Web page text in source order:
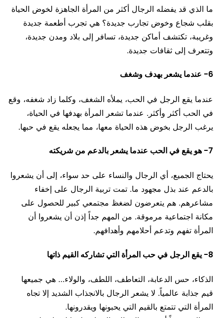
ما الذي قد يفضله الرجال أكثر من المرأة الجاهزة لخوض الحياة
بقلب شجاع وخوض تجارب جديدة؟ هي تجرب أطعمة جديدة
وغريبة، تكتشف أماكن جديدة، تسافر إلى بلاد ومدن جديدة،
وتتعرف إلى ثقافات جديدة.
6- عندما يشعر بهدف وشغف
عندما يقع الرجل في الحب، يملأه الشغف، وكلما زاد شغفه، وقع
في الحب أكثر وأكثر. عندما تشعر المرأة بهدفها في الحياة،
يرغب الرجل بخوض هذه الحياة معها، مما يجعله يقع في حبها.
7- هو يقع في الحب عندما يشعر بالدعم من شريكته
يحتاج الجميع، أي الرجال والنساء على حد سواء، إلى أن يشعروا
بالدعم عند بذل مجهود ما. تمت تربية الرجال على إخفاء
مشاعرهم. هم يتعرضون لضغظ مجتمعي كبير للحصول على
مكانة اجتماعية مرموقة. من المهم جداً إذن أن يشعروا أن
المرأة تفهم وتدعم أحلامهم وأهدافهم.
8- يقع الرجل في حب المرأة التي تشاركه القيم ذاتها
الذكاء، حس الدعابة، التعاطف، اللطف، والولاء… هي جميعها
قيم جذابة عالمياً. لا يشعر الرجال بالانجذاب الشديد إلا تجاه
المرأة التي تتمتع بالقيم التي يحبونها ويقدرونها.